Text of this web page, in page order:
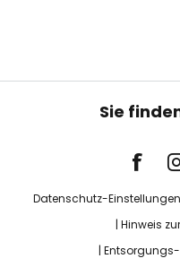
Sie
Datenschutz-Einstellungen
Hinweis